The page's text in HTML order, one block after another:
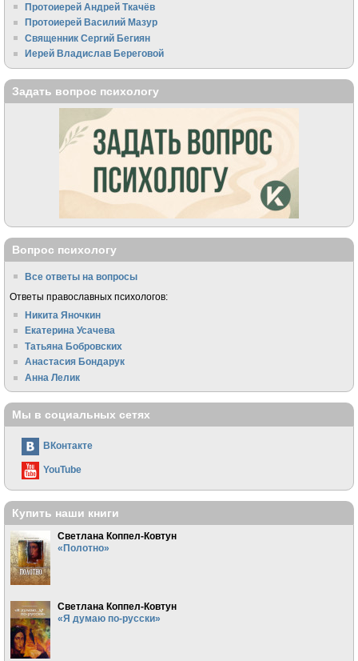
Протоиерей Андрей Ткачёв
Протоиерей Василий Мазур
Священник Сергий Бегиян
Иерей Владислав Береговой
Задать вопрос психологу
Вопрос психологу
Все ответы на вопросы
Ответы православных психологов:
Никита Яночкин
Екатерина Усачева
Татьяна Бобровских
Анастасия Бондарук
Анна Лелик
Мы в социальных сетях
ВКонтакте
YouTube
Купить наши книги
Светлана Коппел-Ковтун
«Полотно»
Светлана Коппел-Ковтун
«Я думаю по-русски»